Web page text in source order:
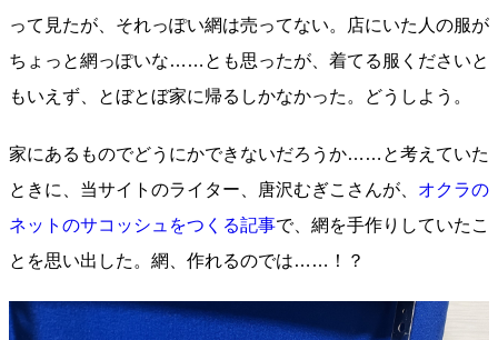
って見たが、それっぽい網は売ってない。店にいた人の服が
ちょっと網っぽいな……とも思ったが、着てる服くださいと
もいえず、とぼとぼ家に帰るしかなかった。どうしよう。
家にあるものでどうにかできないだろうか……と考えていた
ときに、当サイトのライター、唐沢むぎこさんが、 オクラの
ネットのサコッシュをつくる記事で、網を手作りしていたこ
とを思い出した。網、作れるのでは……！？